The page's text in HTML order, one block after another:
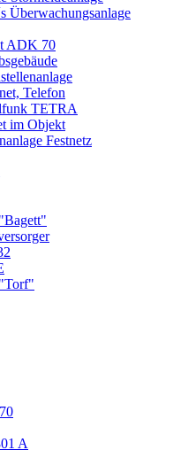
Überwachungsanlage
ADK 70
Telefon
TETRA
im Objekt
Festnetz
A